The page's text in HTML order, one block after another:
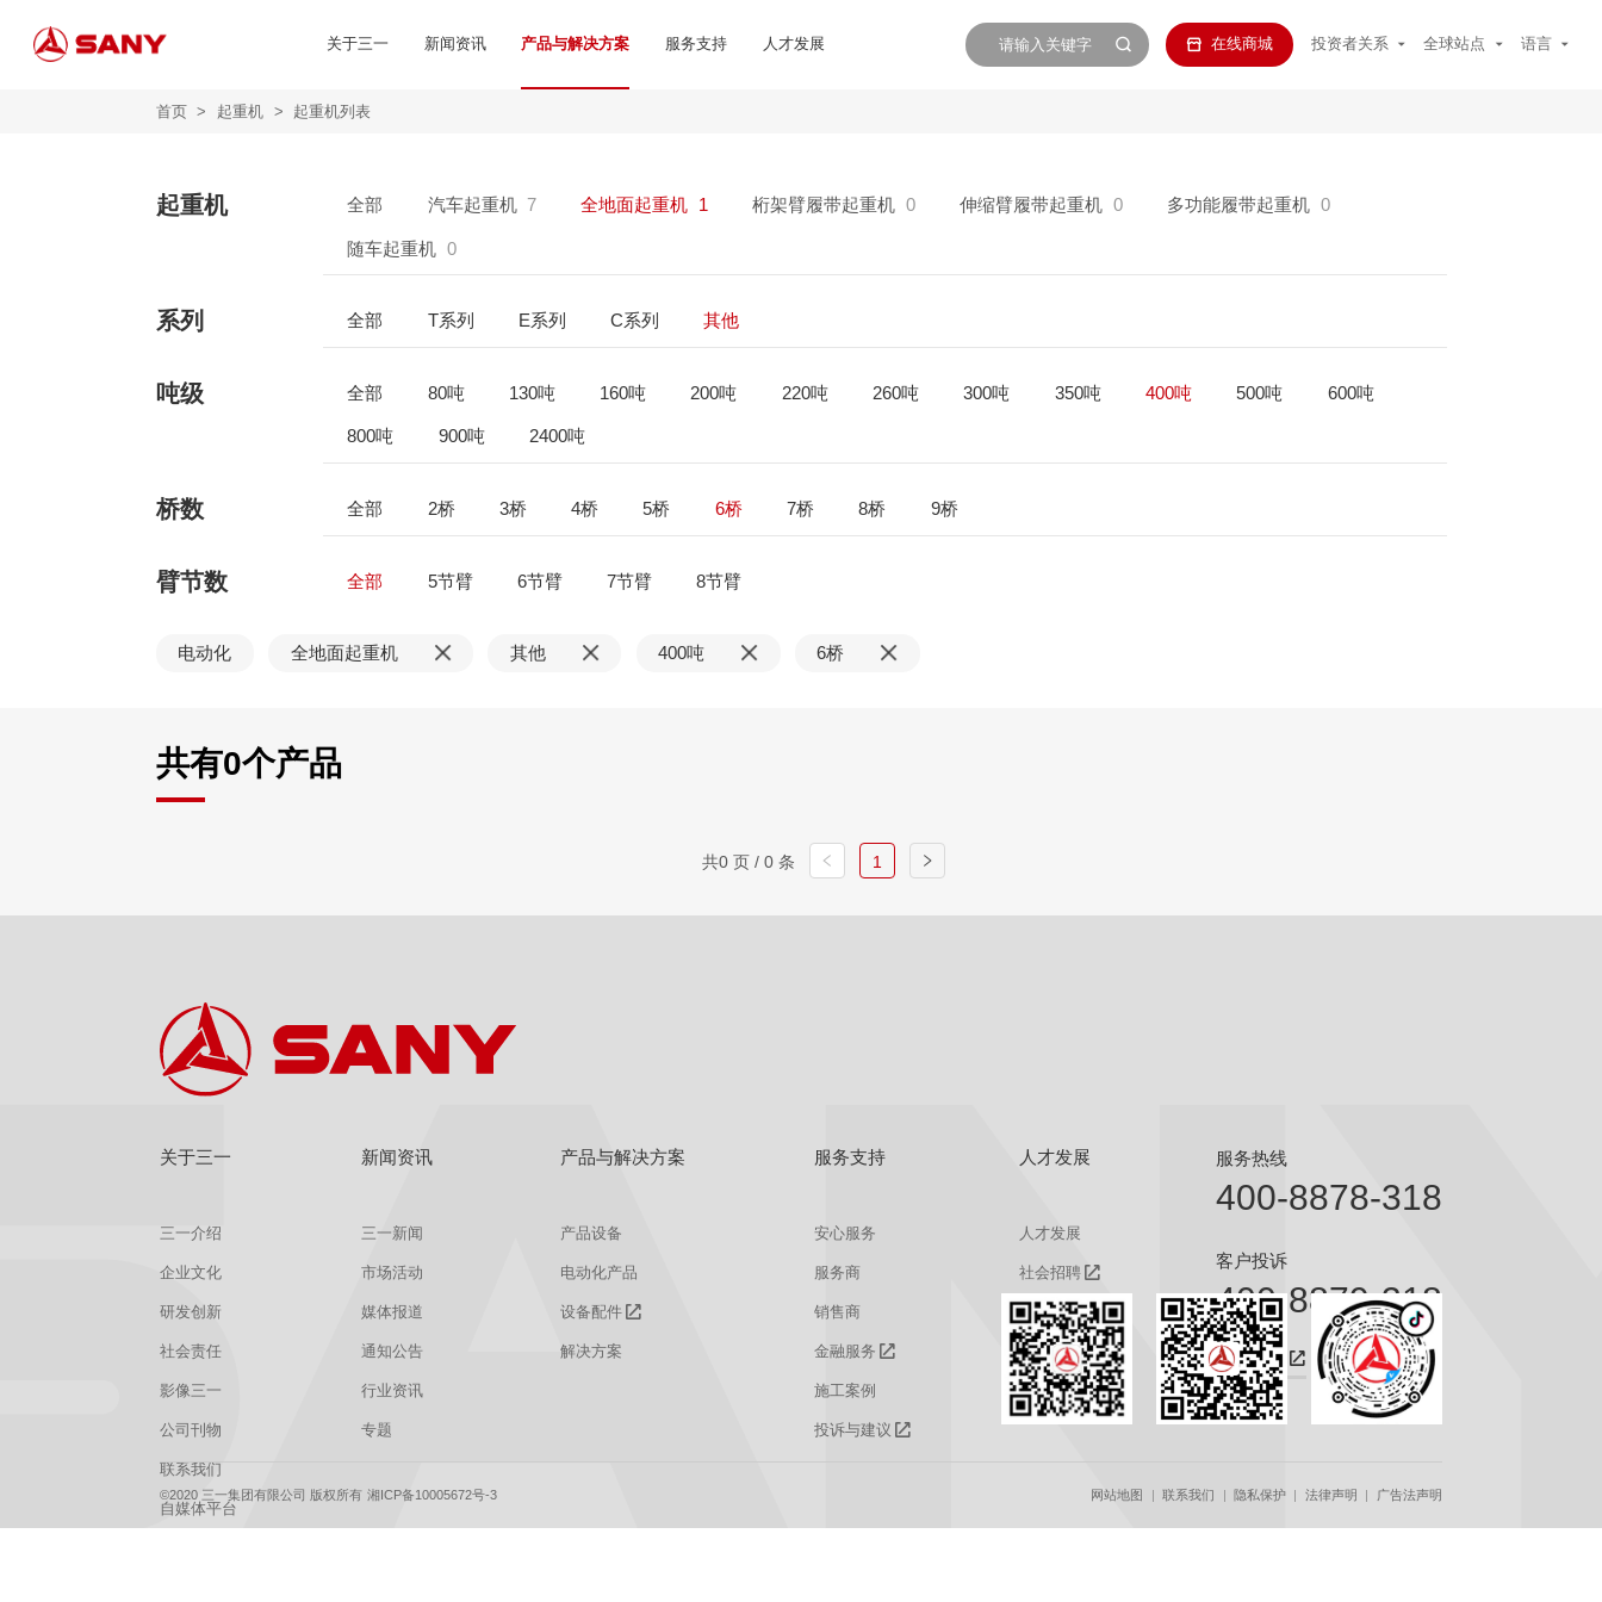
关于三一 新闻资讯 产品与解决方案 服务支持 人才发展 在线商城 投资者关系 全球站点 语言
首页 > 起重机 > 起重机列表
起重机 全部 汽车起重机 7 全地面起重机 1 桁架臂履带起重机 0 伸缩臂履带起重机 0 多功能履带起重机 0
随车起重机 0
系列 全部 T系列 E系列 C系列 其他
吨级 全部 80吨 130吨 160吨 200吨 220吨 260吨 300吨 350吨 400吨 500吨 600吨
800吨 900吨 2400吨
桥数 全部 2桥 3桥 4桥 5桥 6桥 7桥 8桥 9桥
臂节数 全部 5节臂 6节臂 7节臂 8节臂
电动化 全地面起重机 其他 400吨 6桥
共有0个产品
共0 页 / 0 条 1
关于三一
三一介绍
企业文化
研发创新
社会责任
影像三一
公司刊物
联系我们
自媒体平台
新闻资讯
三一新闻
市场活动
媒体报道
通知公告
行业资讯
专题
产品与解决方案
产品设备
电动化产品
设备配件
解决方案
服务支持
安心服务
服务商
销售商
金融服务
施工案例
投诉与建议
人才发展
人才发展
社会招聘
校园招聘
服务热线
400-8878-318
客户投诉
400-8879-318
咨询热线
©2020 三一集团有限公司 版权所有 湘ICP备10005672号-3 网站地图 联系我们 隐私保护 法律声明 广告法声明